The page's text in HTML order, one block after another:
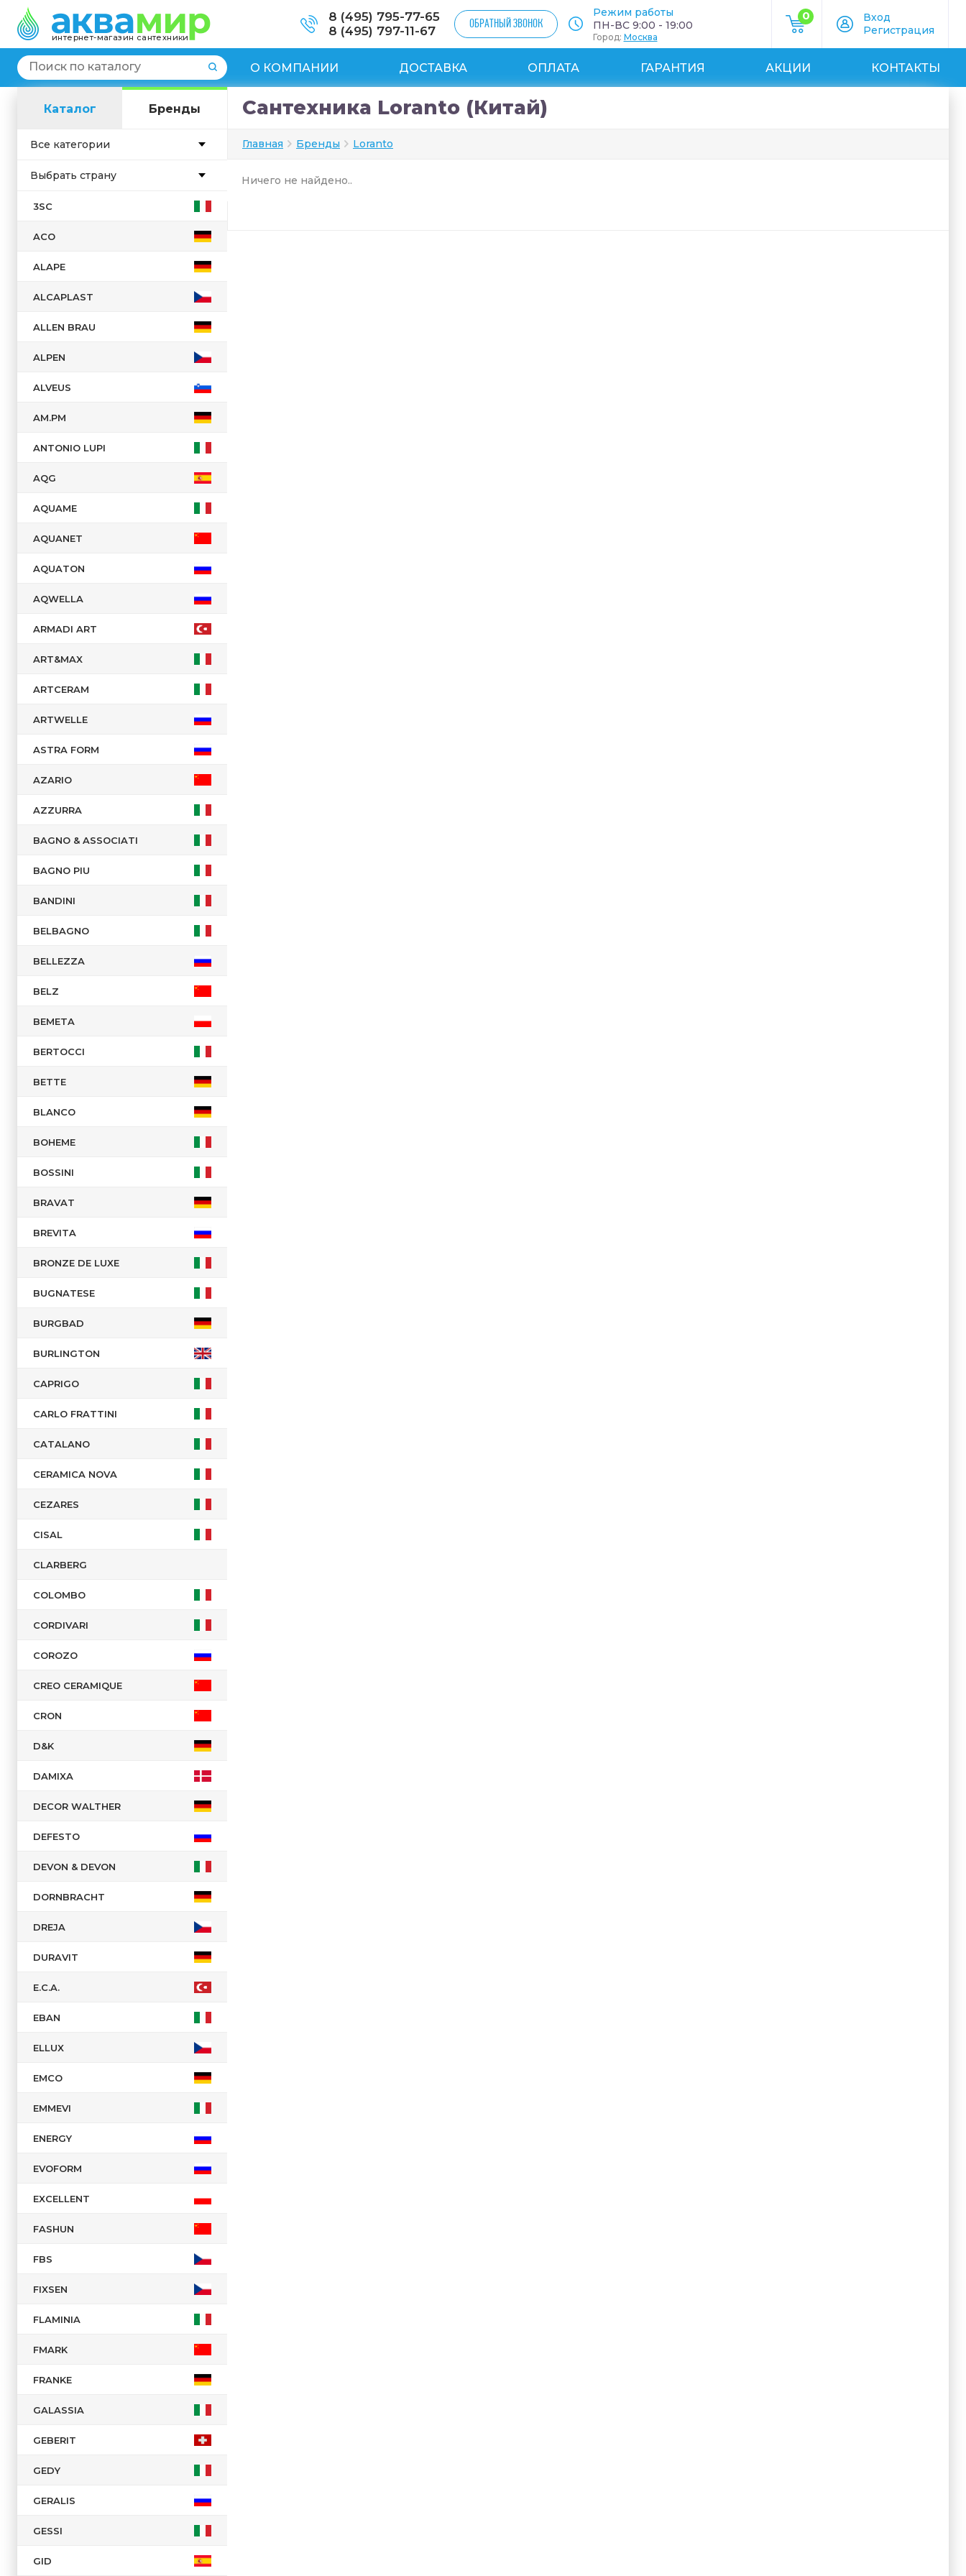
интернет-магазин сантехники
8 (495) 795-77-65
8 (495) 797-11-67
ОБРАТНЫЙ ЗВОНОК
Режим работы
ПН-ВС 9:00 - 19:00
Город: Москва
0
Вход
Регистрация
О КОМПАНИИ ДОСТАВКА ОПЛАТА ГАРАНТИЯ АКЦИИ КОНТАКТЫ
Каталог Бренды
Все категории
Выбрать страну
Англия
Испания
Латвия
Польша
Сербия
Турция
Финляндия
Чехия
Швейцария
3SC
ACO
ALAPE
ALCAPLAST
ALLEN BRAU
ALPEN
ALVEUS
AM.PM
ANTONIO LUPI
AQG
AQUAME
AQUANET
AQUATON
AQWELLA
ARMADI ART
ART&MAX
ARTCERAM
ARTWELLE
ASTRA FORM
AZARIO
AZZURRA
BAGNO & ASSOCIATI
BAGNO PIU
BANDINI
BELBAGNO
BELLEZZA
BELZ
BEMETA
BERTOCCI
BETTE
BLANCO
BOHEME
BOSSINI
BRAVAT
BREVITA
BRONZE DE LUXE
BUGNATESE
BURGBAD
BURLINGTON
CAPRIGO
CARLO FRATTINI
CATALANO
CERAMICA NOVA
CEZARES
CISAL
CLARBERG
COLOMBO
CORDIVARI
COROZO
CREO CERAMIQUE
CRON
D&K
DAMIXA
DECOR WALTHER
DEFESTO
DEVON & DEVON
DORNBRACHT
DREJA
DURAVIT
E.C.A.
EBAN
ELLUX
EMCO
EMMEVI
ENERGY
EVOFORM
EXCELLENT
FASHUN
FBS
FIXSEN
FLAMINIA
FMARK
FRANKE
GALASSIA
GEBERIT
GEDY
GERALIS
GESSI
GID
Сантехника Loranto (Китай)
Главная Бренды Loranto
Ничего не найдено..